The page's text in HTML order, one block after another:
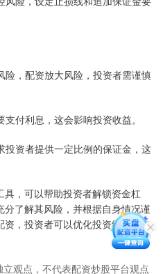
险，配资放大风险，投资者需谨慎
付利息，这会影响投资收益。
投资者提供一定比例的保证金，这
，可以帮助投资者解锁资金杠
了解其风险，并根据自身情况谨
，投资者可以优化投资组合股市
观点，不代表配资炒股平台观点